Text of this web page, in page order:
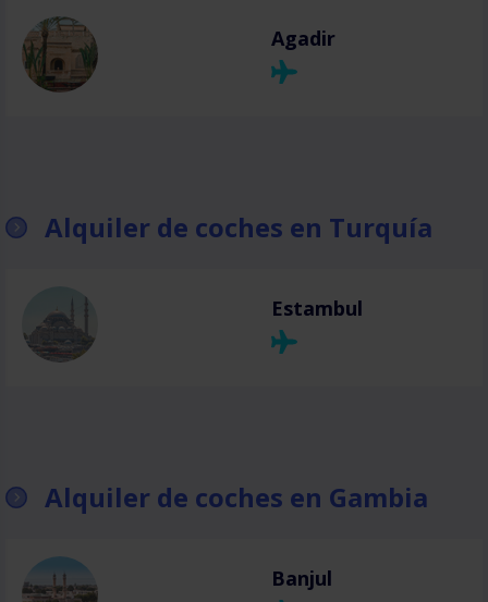
Agadir
Alquiler de coches en Turquía
Estambul
Alquiler de coches en Gambia
Banjul